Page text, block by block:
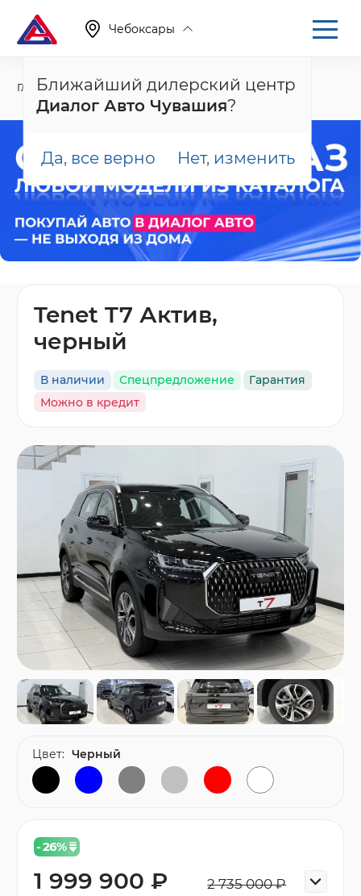
Чебоксары
Ближайший дилерский центр
Диалог Авто Чувашия?
Да, все верно Нет, изменить
Главная Каталог Новые автомобили T7
Tenet T7 Актив,
черный
В наличии Спецпредложение
Гарантия
Можно в кредит
- 26%
2 735 000 ₽
1 999 900 ₽
Цвет: Черный